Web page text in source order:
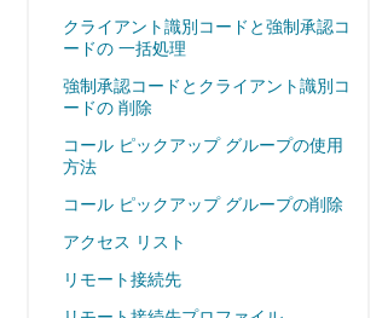
クライアント識別コードと強制承認コ
ードの 一括処理
強制承認コードとクライアント識別コ
ードの 削除
コール ピックアップ グループの使用
方法
コール ピックアップ グループの削除
アクセス リスト
リモート接続先